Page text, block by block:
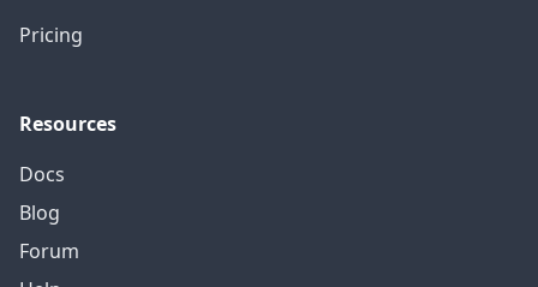
Pricing
Resources
Docs
Blog
Forum